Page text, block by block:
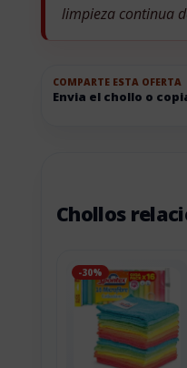
limpieza continua
COMPARTE ESTA OFERTA
Envia el chollo o
Chollos
-30%